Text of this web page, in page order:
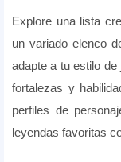
Explore una lista
un variado elenco
adapte a tu estilo
fortalezas y
perfiles de
leyendas favoritas